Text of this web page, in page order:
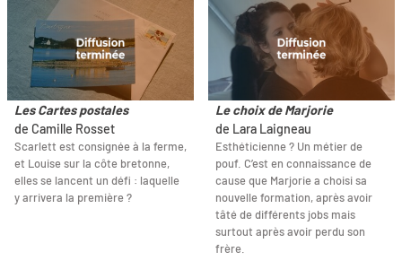
Les Cartes postales
de Camille Rosset
Scarlett est consignée à la ferme,
et Louise sur la côte bretonne,
elles se lancent un défi : laquelle
y arrivera la première ?
Le choix de Marjorie
de Lara Laigneau
Esthéticienne ? Un métier de
pouf. C’est en connaissance de
cause que Marjorie a choisi sa
nouvelle formation, après avoir
tâté de différents jobs mais
surtout après avoir perdu son
frère.